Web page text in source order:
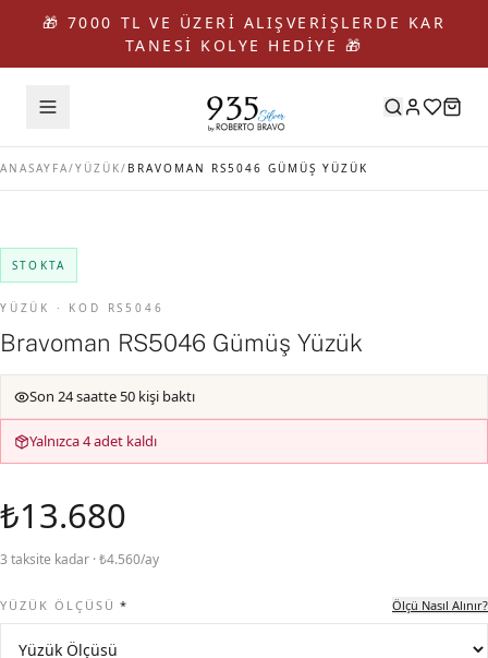
🎁 7000 TL VE ÜZERİ ALIŞVERİŞLERDE KAR
TANESİ KOLYE HEDİYE 🎁
ANASAYFA/YÜZÜK/ BRAVOMAN RS5046 GÜMÜŞ YÜZÜK
STOKTA
YÜZÜK · KOD RS5046
Bravoman RS5046 Gümüş Yüzük
Son 24 saatte 50 kişi baktı
Yalnızca 4 adet kaldı
₺13.680
3 taksite kadar · ₺4.560/ay
YÜZÜK ÖLÇÜSÜ * Ölçü Nasıl Alınır?